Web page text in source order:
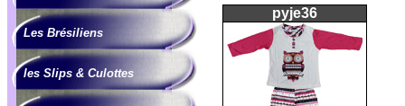
Les Brésiliens
les Slips & Culottes
pyje36